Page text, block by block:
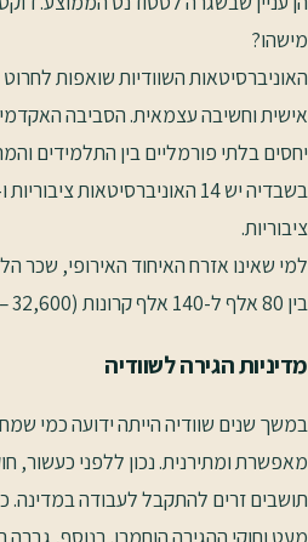
מישהו?
האוניברסיטאות השוודיות שואפות לחרוט
אישית וחשיבה עצמאית. הסביבה
יחסים בלתי פורמליים בין התלמידים
ציבוריות.
למי שאינו אזרח האיחוד האירופי, שכר
בין 80 אלף ל-140 אלף קרונות (32,600 – 57,000 שקל).
מדיניות הגירה לשוודיה
במשך שנים שוודיה הייתה ידועה כמי
מאפשרת ומתירנית. נכון ללפני כעשור,
תושבים זרים להתקבל לעבודה במדינה.
מעט וחוקי ההגירה הוחמרו. בנוסף,